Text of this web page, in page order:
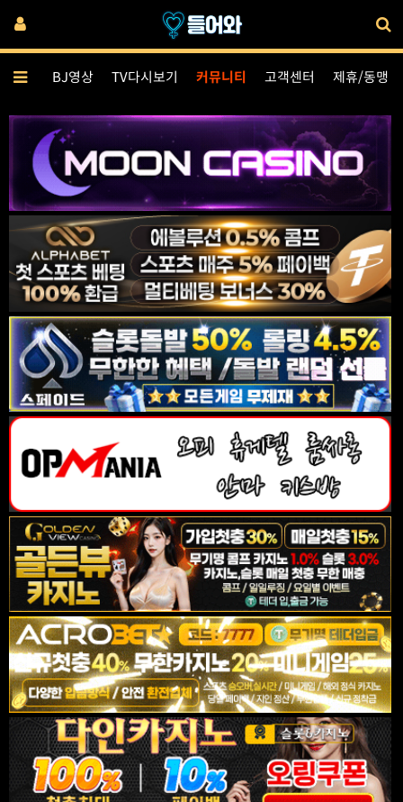
젠더 BJ영상 TV다시보기 커뮤니티 고객센터 제휴/동맹
자유게시판 홍보게시판 안구정화 이벤트 야설